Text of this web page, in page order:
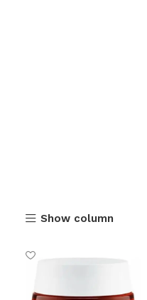
Show column